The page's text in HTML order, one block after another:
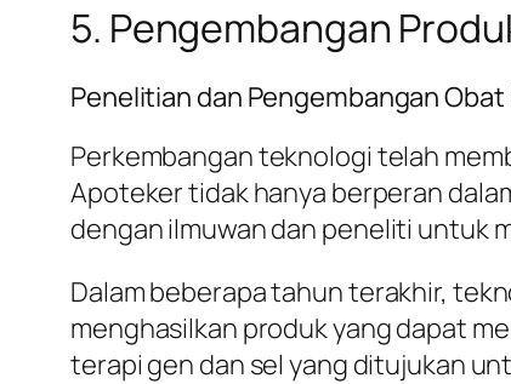
5. Pengembangan
Penelitian dan Pengembangan Obat
Perkembangan teknologi telah
Apoteker tidak hanya berperan
dengan ilmuwan dan peneliti untuk
Dalam beberapa tahun terakhir,
menghasilkan produk yang dapat
terapi gen dan sel yang ditujukan